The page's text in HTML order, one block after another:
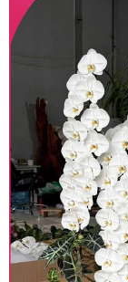
Lưu ý
• Về cây
hoàn chỉnh
và tạo dáng
khác nhau
trên hình.